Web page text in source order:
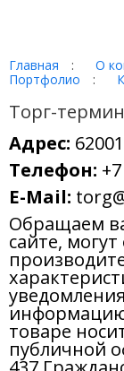
Портфолио
Торг-
Адрес:
Телефон:
E-Mail:
Обращаем
сайте,
товаре
публичной
437